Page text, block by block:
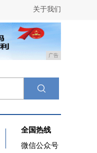
关于我们
广告
全国热线
微信公众号